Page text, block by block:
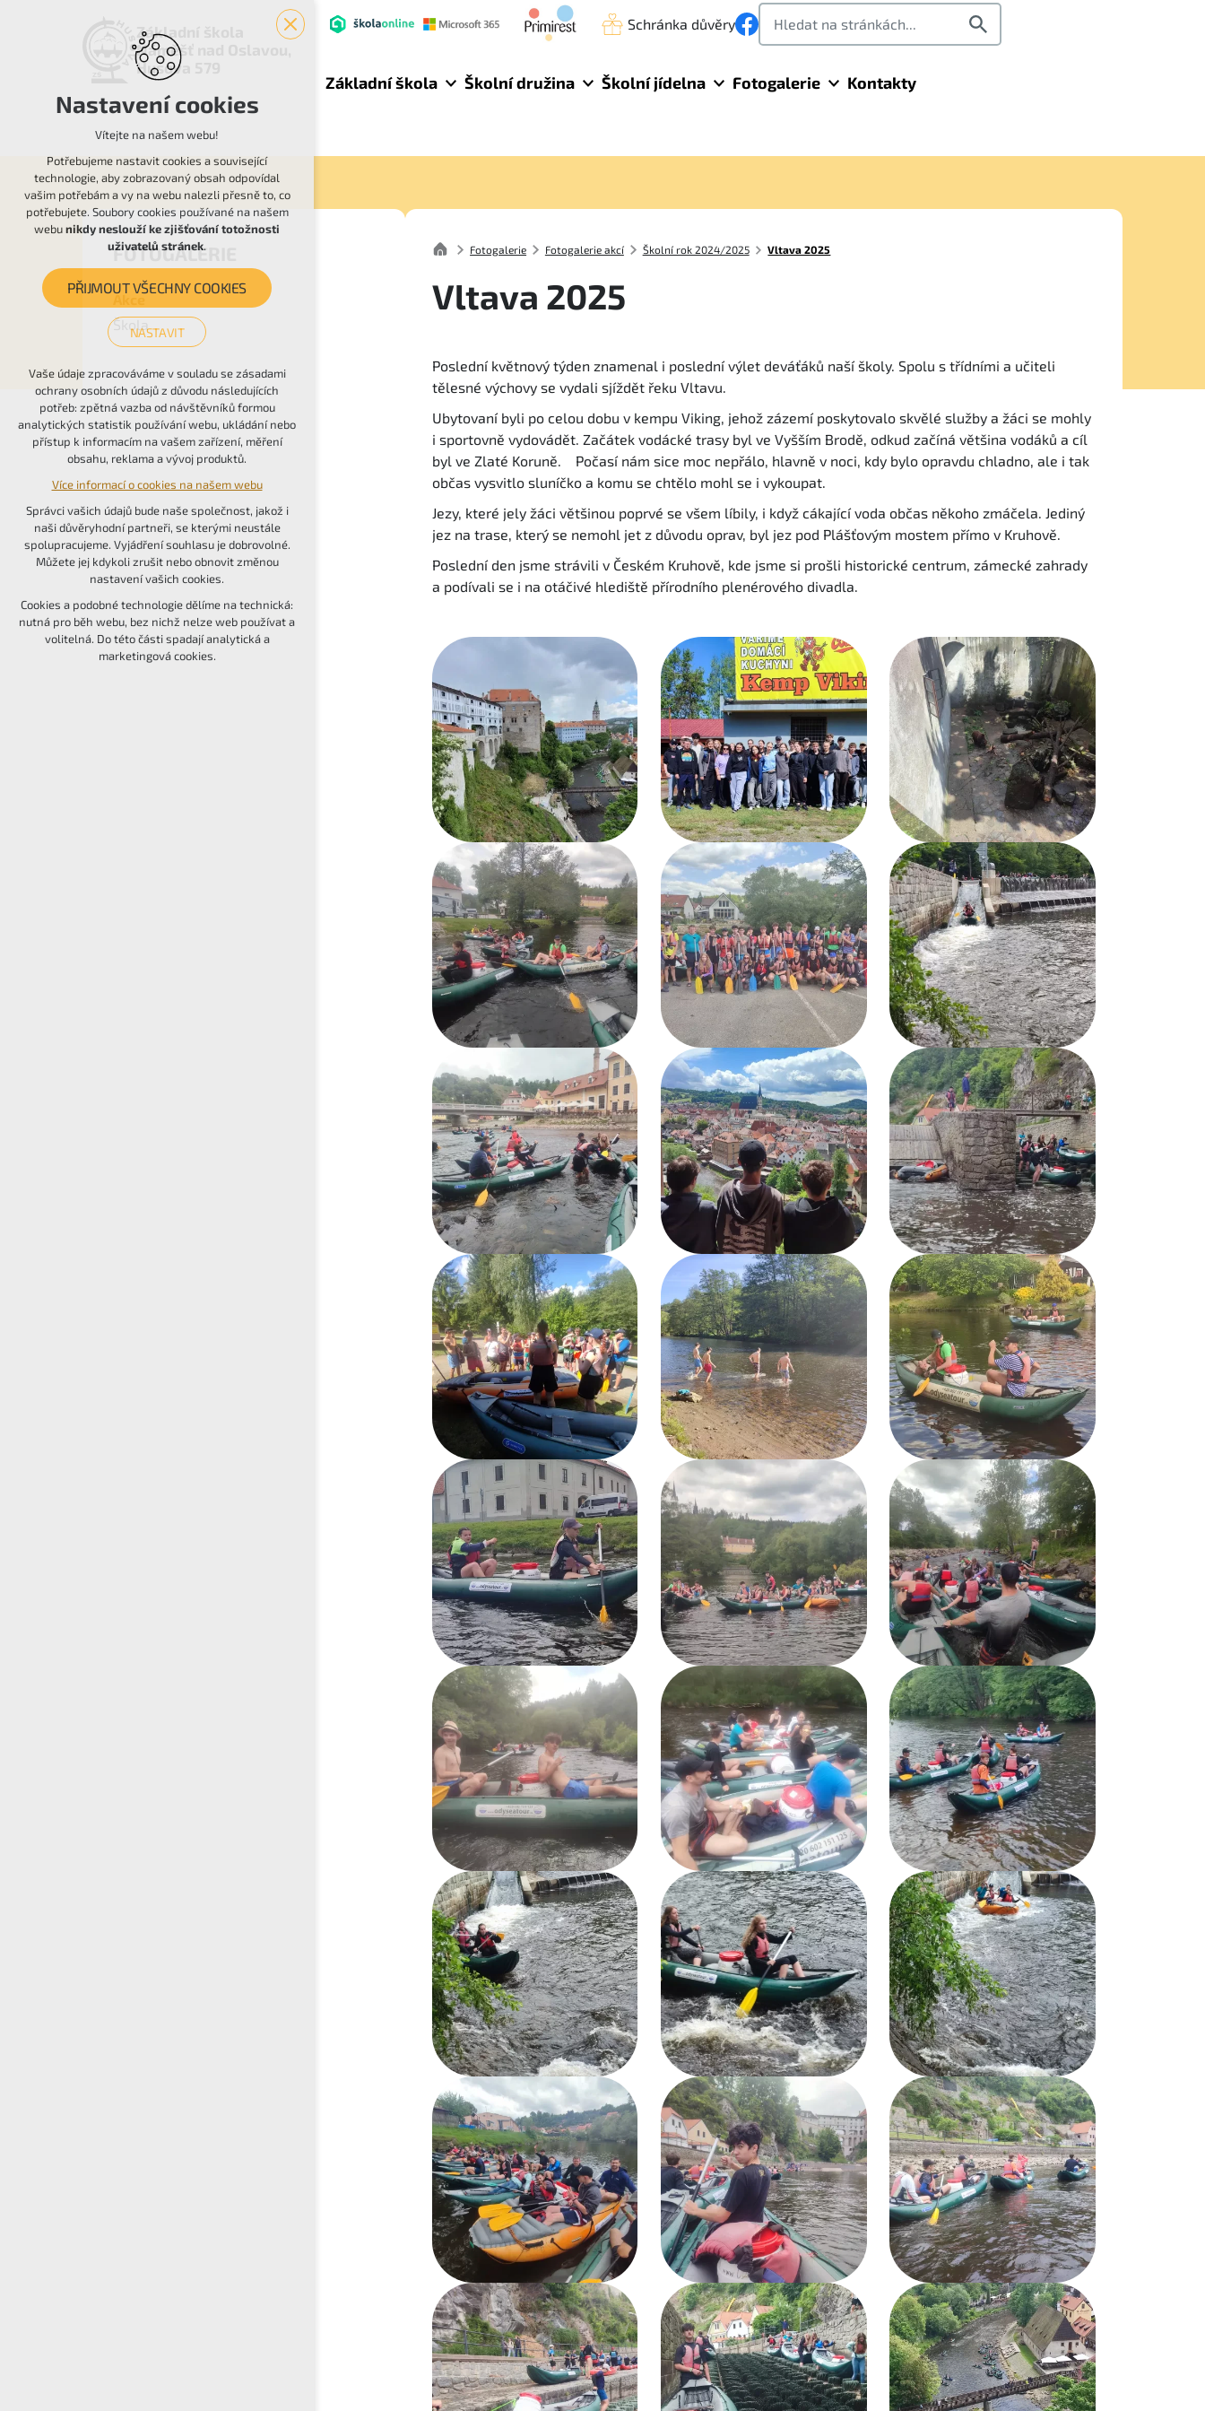
Základní škola
Náměšť nad Oslavou,
Husova 579
Schránka důvěry
Základní škola Školní družina Školní jídelna Fotogalerie Kontakty
Fotogalerie Fotogalerie akcí Školní rok 2024/2025 Vltava 2025
Vltava 2025
Poslední květnový týden znamenal i poslední výlet deváťáků naší školy. Spolu s třídními a učiteli
tělesné výchovy se vydali sjíždět řeku Vltavu.
Ubytovaní byli po celou dobu v kempu Viking, jehož zázemí poskytovalo skvělé služby a žáci se mohly
i sportovně vydovádět. Začátek vodácké trasy byl ve Vyšším Brodě, odkud začíná většina vodáků a cíl
byl ve Zlaté Koruně. Počasí nám sice moc nepřálo, hlavně v noci, kdy bylo opravdu chladno, ale i tak
občas vysvitlo sluníčko a komu se chtělo mohl se i vykoupat.
Jezy, které jely žáci většinou poprvé se všem líbily, i když cákající voda občas někoho zmáčela. Jediný
jez na trase, který se nemohl jet z důvodu oprav, byl jez pod Plášťovým mostem přímo v Kruhově.
Poslední den jsme strávili v Českém Kruhově, kde jsme si prošli historické centrum, zámecké zahrady
a podívali se i na otáčivé hlediště přírodního plenérového divadla.
FOTOGALERIE
Akce
Škola
Nastavení cookies
Vítejte na našem webu!
Potřebujeme nastavit cookies a související
technologie, aby zobrazovaný obsah odpovídal
vašim potřebám a vy na webu nalezli přesně to, co
potřebujete. Soubory cookies používané na našem
webunikdy neslouží ke zjišťování totožnosti
uživatelů stránek.
PŘIJMOUT VŠECHNY COOKIES
NASTAVIT
Technická cookies
nutná pro provozování webu
udržení kontextu stránek (session): případná
přihlášení, volby jazyka, apod.
Volitelná cookies
analytická pro anonymizované vyhodnocení
návštěvnosti
marketingová cookies (Google, Seznam,
Facebook)
Více informací o cookies na našem webu
PŘIJMOUT VŠECHNY COOKIES
ODMÍTNOUT VOLITELNÁ
Vaše údaje zpracováváme v souladu se zásadami
ochrany osobních údajů z důvodu následujících
potřeb: zpětná vazba od návštěvníků formou
analytických statistik používání webu, ukládání nebo
přístup k informacím na vašem zařízení, měření
obsahu, reklama a vývoj produktů.
Více informací o cookies na našem webu
Správci vašich údajů bude naše společnost, jakož i
naši důvěryhodní partneři, se kterými neustále
spolupracujeme. Vyjádření souhlasu je dobrovolné.
Můžete jej kdykoli zrušit nebo obnovit změnou
nastavení vašich cookies.
Cookies a podobné technologie dělíme na technická:
nutná pro běh webu, bez nichž nelze web používat a
volitelná. Do této části spadají analytická a
marketingová cookies.